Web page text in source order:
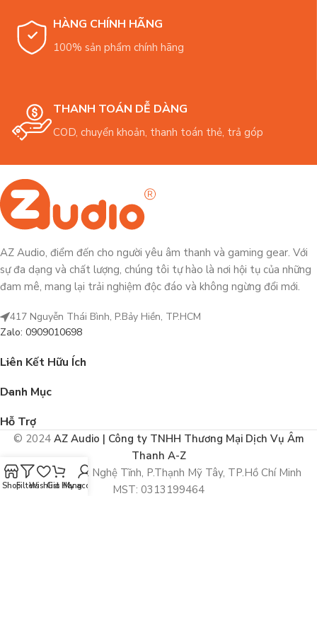
HÀNG CHÍNH HÃNG
100% sản phẩm chính hãng
THANH TOÁN DỄ DÀNG
COD, chuyển khoản, thanh toán thẻ, trả góp
AZ Audio, điểm đến cho người yêu âm thanh và gaming gear. Với
sự đa dạng và chất lượng, chúng tôi tự hào là nơi hội tụ của những
đam mê, mang lại trải nghiệm độc đáo và không ngừng đổi mới.
417 Nguyễn Thái Bình, P.Bảy Hiền, TP.HCM
Zalo: 0909010698
Liên Kết Hữu Ích
Danh Mục
Hỗ Trợ
© 2024 AZ Audio | Công ty TNHH Thương Mại Dịch Vụ Âm
Thanh A-Z
292/43 Xô Viết Nghệ Tĩnh, P.Thạnh Mỹ Tây, TP.Hồ Chí Minh
MST: 0313199464
ShopFiltersWishlistGiỏ HàngMy account